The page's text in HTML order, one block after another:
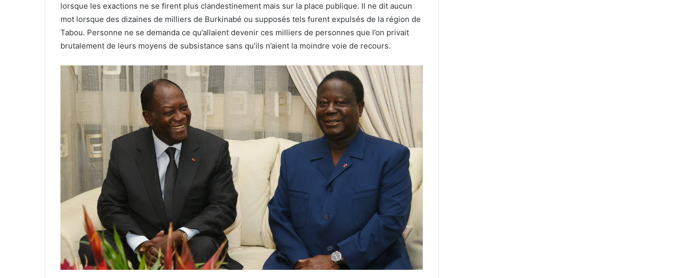
lorsque les exactions ne se firent plus clandestinement mais sur la place publique. Il ne dit aucun
mot lorsque des dizaines de milliers de Burkinabé ou supposés tels furent expulsés de la région de
Tabou. Personne ne se demanda ce qu’allaient devenir ces milliers de personnes que l’on privait
brutalement de leurs moyens de subsistance sans qu’ils n’aient la moindre voie de recours.